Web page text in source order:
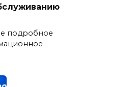
подробное